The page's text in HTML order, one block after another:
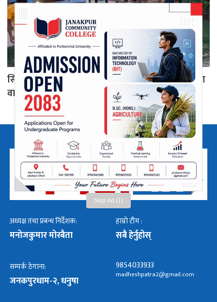
Skip Ad (1)
सिरहामा जनतासँग प्रत्यक्ष संवादमा जुटे मधेशका वन तथा
वातावरण मन्त्री यादव
अध्यक्ष तथा प्रबन्ध निर्देशक:
मनोजकुमार मोरबैता
हाम्रो टीम :
सबै हेर्नुहोस्
सम्पर्क ठेगाना:
जनकपुरधाम-२, धनुषा
9854033933
madheshpatra2@gmail.com